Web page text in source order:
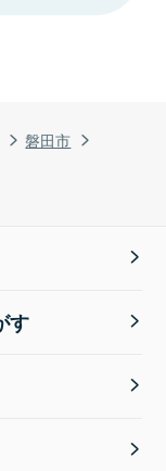
磐田市
す